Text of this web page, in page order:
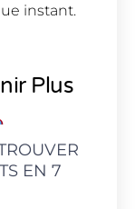
instant.
Plus
EN 7